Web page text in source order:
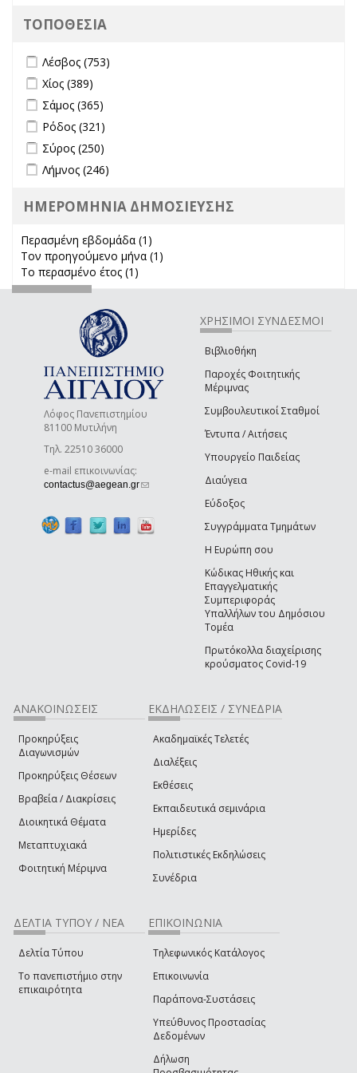
ΤΟΠΟΘΕΣΙΑ
Apply Λέσβος filter
Λέσβος (753)
Apply Χίος filter
Χίος (389)
Apply Σάμος filter
Σάμος (365)
Apply Ρόδος filter
Ρόδος (321)
Apply Σύρος filter
Σύρος (250)
Apply Λήμνος filter
Λήμνος (246)
ΗΜΕΡΟΜΗΝΙΑ ΔΗΜΟΣΙΕΥΣΗΣ
Περασμένη εβδομάδα (1)
Τον προηγούμενο μήνα (1)
Το περασμένο έτος (1)
Λόφος Πανεπιστημίου
81100 Μυτιλήνη
Τηλ. 22510 36000
e-mail επικοινωνίας:
contactus@aegean.gr(link sends e-mail)
ΧΡΗΣΙΜΟΙ ΣΥΝΔΕΣΜΟΙ
Βιβλιοθήκη
Παροχές Φοιτητικής
Μέριμνας
Συμβουλευτικοί Σταθμοί
Έντυπα / Αιτήσεις
Υπουργείο Παιδείας
Διαύγεια
Εύδοξος
Συγγράμματα Τμημάτων
Η Ευρώπη σου
Κώδικας Ηθικής και
Επαγγελματικής
Συμπεριφοράς
Υπαλλήλων του Δημόσιου
Τομέα
Πρωτόκολλα διαχείρισης
κρούσματος Covid-19
ΑΝΑΚΟΙΝΩΣΕΙΣ
Προκηρύξεις
Διαγωνισμών
Προκηρύξεις Θέσεων
Βραβεία / Διακρίσεις
Διοικητικά Θέματα
Μεταπτυχιακά
Φοιτητική Μέριμνα
ΕΚΔΗΛΩΣΕΙΣ / ΣΥΝΕΔΡΙΑ
Ακαδημαϊκές Τελετές
Διαλέξεις
Εκθέσεις
Εκπαιδευτικά σεμινάρια
Ημερίδες
Πολιτιστικές Εκδηλώσεις
Συνέδρια
ΔΕΛΤΙΑ ΤΥΠΟΥ / ΝΕΑ
Δελτία Τύπου
Το πανεπιστήμιο στην
επικαιρότητα
ΕΠΙΚΟΙΝΩΝΙΑ
Τηλεφωνικός Κατάλογος
Επικοινωνία
Παράπονα-Συστάσεις
Υπεύθυνος Προστασίας
Δεδομένων
Δήλωση